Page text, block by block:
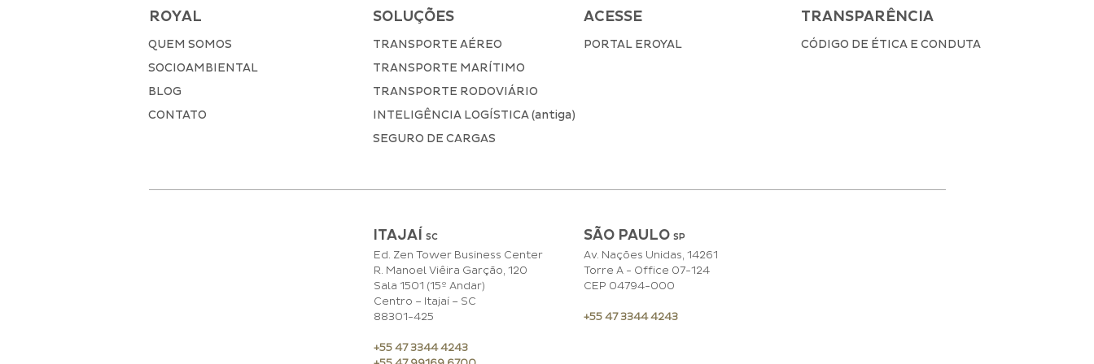
ROYAL
QUEM SOMOS
SOCIOAMBIENTAL
BLOG
CONTATO
SOLUÇÕES
TRANSPORTE AÉREO
TRANSPORTE MARÍTIMO
TRANSPORTE RODOVIÁRIO
INTELIGÊNCIA LOGÍSTICA (antiga)
SEGURO DE CARGAS
ACESSE
PORTAL EROYAL
TRANSPARÊNCIA
CÓDIGO DE ÉTICA E CONDUTA
ITAJAÍ SC
Ed. Zen Tower Business Center
R. Manoel Viêira Garção, 120
Sala 1501 (15º Andar)
Centro – Itajaí – SC
88301-425
+55 47 3344 4243
SÃO PAULO S P
Av. Nações Unidas, 14261
Torre A - Office 07-124
CEP 04794-000
+55 47 3344 4243